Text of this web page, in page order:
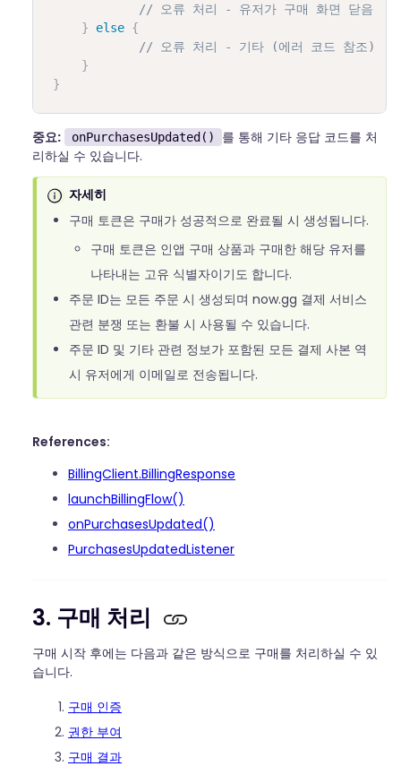
// 오류 처리 - 유저가 구매 화면 닫음
}
else {
// 오류 처리 - 기타 (에러 코드 참조)
}
}
중요: onPurchasesUpdated()
를 통해 기타 응답 코드를 처
리하실 수 있습니다.
자세히
구매 토큰은 구매가 성공적으로 완료될 시 생성됩니다.
구매 토큰은 인앱 구매 상품과 구매한 해당 유저를
나타내는 고유 식별자이기도 합니다.
주문 ID는 모든 주문 시 생성되며 now.gg 결제 서비스
관련 분쟁 또는 환불 시 사용될 수 있습니다.
주문 ID 및 기타 관련 정보가 포함된 모든 결제 사본 역
시 유저에게 이메일로 전송됩니다.
References:
BillingClient.BillingResponse
launchBillingFlow()
onPurchasesUpdated()
PurchasesUpdatedListener
3. 구매 처리
구매 시작 후에는 다음과 같은 방식으로 구매를 처리하실 수 있
습니다.
구매 인증
권한 부여
구매 결과